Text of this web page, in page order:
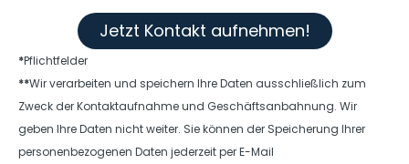
Jetzt Kontakt aufnehmen!
*Pflichtfelder
**Wir verarbeiten und speichern Ihre Daten ausschließlich zum
Zweck der Kontaktaufnahme und Geschäftsanbahnung. Wir
geben Ihre Daten nicht weiter. Sie können der Speicherung Ihrer
personenbezogenen Daten jederzeit per E-Mail